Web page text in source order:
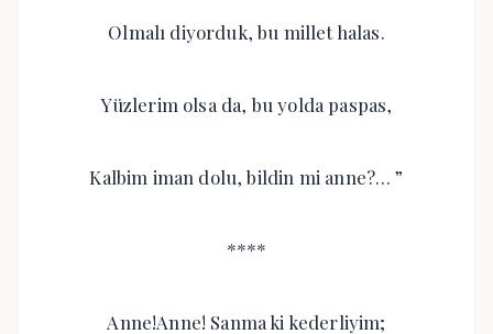
Olmalı diyorduk, bu millet halas.
Yüzlerim olsa da, bu yolda paspas,
Kalbim iman dolu, bildin mi anne?… ”
****
Anne!Anne! Sanma ki kederliyim;